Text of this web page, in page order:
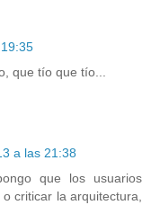
que tío que tío...
a las 21:38
que los usuarios
criticar la arquitectura,